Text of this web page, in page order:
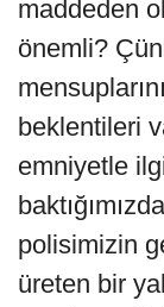
maddeden
önemli?
beklentileri
emniyetle
polisimizin
üreten bir